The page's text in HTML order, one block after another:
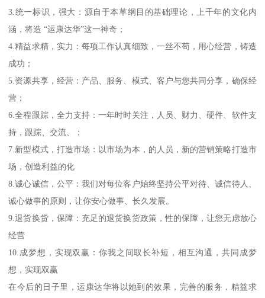
3.统一标识，强大：源自于本草纲目的基础理论，上千年的文化内
涵，将造 “运康达华”这一神奇；
4.精益求精，实力：每项工作认真细致，一丝不苟，用心经营，铸造
成功；
5.资源共享，经营：产品、服务、模式、客户与您共同分享，确保经
营；
6.全程跟踪，全力支持：一年时时关注，人员、财力、硬件、软件支
持，跟踪、交流、；
7.新型模式，打造市场：以市场为本，的人员，新的营销策略打造市
场，创造利益的化
8.诚心诚信，公平：我们对每位客户始终坚持公平对待、诚信待人、
诚心做事的原则，让你安心做事、长久发展。
9.退货换货，保障：充足的退货换货政策，性的保障，让您无虑放心
经营
10.成梦想，实现双赢：你我之间取长补短，相互沟通，共同成梦
想，实现双赢
在今后的日子里，运康达华将以她到的效果，完善的服务，精益求